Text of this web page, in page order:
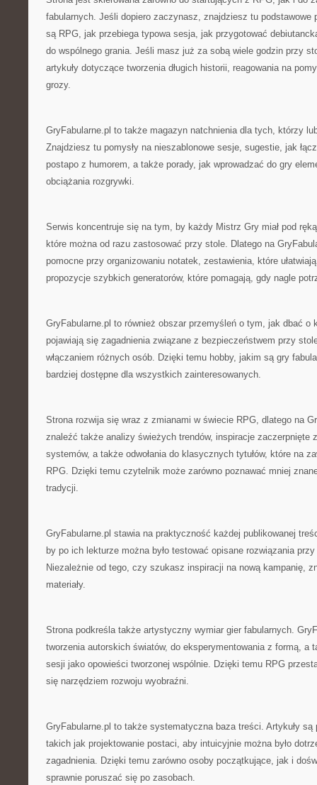
fabularnych. Jeśli dopiero zaczynasz, znajdziesz tu podstawowe
są RPG, jak przebiega typowa sesja, jak przygotować
do wspólnego grania. Jeśli masz już za sobą wiele godzin przy
artykuły dotyczące tworzenia długich historii, reagowania na
grozy.
GryFabularne.pl to także magazyn natchnienia dla tych, którzy
Znajdziesz tu pomysły na nieszablonowe sesje, sugestie, jak
postapo z humorem, a także porady, jak wprowadzać do gry
obciążania rozgrywki.
Serwis koncentruje się na tym, by każdy Mistrz Gry miał pod
które można od razu zastosować przy stole. Dlatego na
pomocne przy organizowaniu notatek, zestawienia, które
propozycje szybkich generatorów, które pomagają, gdy nagle
GryFabularne.pl to również obszar przemyśleń o tym, jak dbać o
pojawiają się zagadnienia związane z bezpieczeństwem przy
włączaniem różnych osób. Dzięki temu hobby, jakim są gry
bardziej dostępne dla wszystkich zainteresowanych.
Strona rozwija się wraz z zmianami w świecie RPG, dlatego na
znaleźć także analizy świeżych trendów, inspiracje zaczerpnięte
systemów, a także odwołania do klasycznych tytułów, które na
RPG. Dzięki temu czytelnik może zarówno poznawać mniej
tradycji.
GryFabularne.pl stawia na praktyczność każdej publikowanej
by po ich lekturze można było testować opisane rozwiązania
Niezależnie od tego, czy szukasz inspiracji na nową kampanię,
materiały.
Strona podkreśla także artystyczny wymiar gier fabularnych.
tworzenia autorskich światów, do eksperymentowania z formą, a
sesji jako opowieści tworzonej wspólnie. Dzięki temu RPG
się narzędziem rozwoju wyobraźni.
GryFabularne.pl to także systematyczna baza treści. Artykuły są
takich jak projektowanie postaci, aby intuicyjnie można było
zagadnienia. Dzięki temu zarówno osoby początkujące, jak i
sprawnie poruszać się po zasobach.